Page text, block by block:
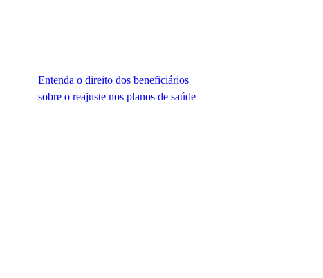
Entenda o direito dos beneficiários
sobre o reajuste nos planos de saúde